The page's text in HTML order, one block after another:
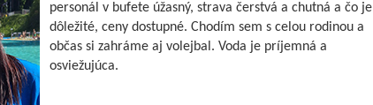
personál v bufete úžasný, strava čerstvá a chutná a čo je
dôležité, ceny dostupné. Chodím sem s celou rodinou a
občas si zahráme aj volejbal. Voda je príjemná a
osviežujúca.